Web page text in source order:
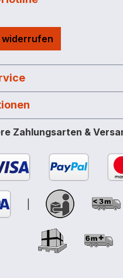
24 Volt mit
Schlauchhaspel
¾" oder 35 m
1"
geliefert
Grund fehlender
Sie BWS 130-PE mit
Geschwindigkeiten.
Zahlungsarten &